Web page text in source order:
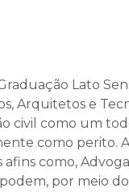
Lato
Arquitetos e
civil como um
como perito.
como,
por meio